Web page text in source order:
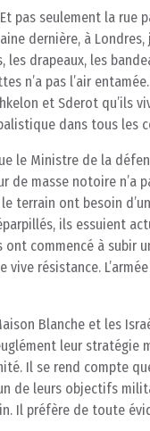
pas seulement la rue
dernière, à
drapeaux, les
n’a pas l’air
et Sderot qu’ils
dans tous les
le Ministre de la
masse notoire n’a
terrain ont besoin
ils essuient
commencé à subir
résistance.
Blanche et les
leur stratégie
Il se rend compte
de leurs objectifs
Il préfère de toute